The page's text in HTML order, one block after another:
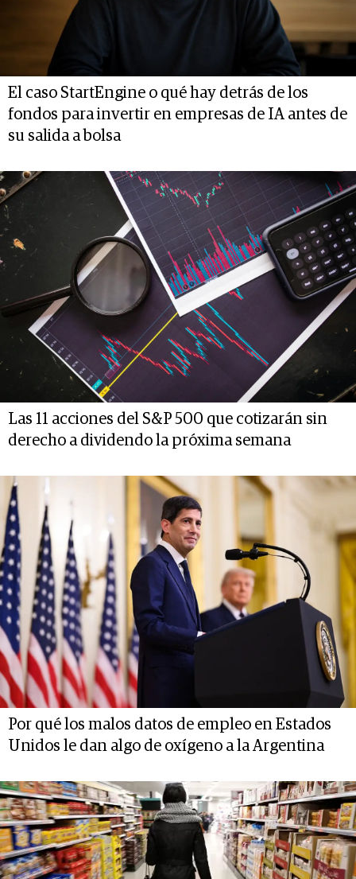
El caso StartEngine o qué hay detrás de los
fondos para invertir en empresas de IA antes de
su salida a bolsa
Las 11 acciones del S&P 500 que cotizarán sin
derecho a dividendo la próxima semana
Por qué los malos datos de empleo en Estados
Unidos le dan algo de oxígeno a la Argentina